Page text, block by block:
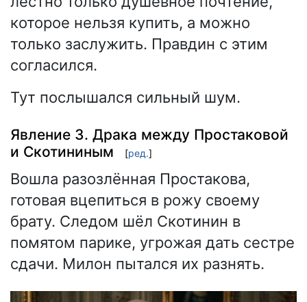
которое нельзя купить, а можно
только заслужить. Правдин с этим
согласился.
Тут послышался сильный шум.
Явление 3. Драка между Простаковой
и Скотининым
[ред.]
Вошла разозлённая Простакова,
готовая вцепиться в рожу своему
брату. Следом шёл Скотинин в
помятом парике, угрожая дать сестре
сдачи. Милон пытался их разнять.